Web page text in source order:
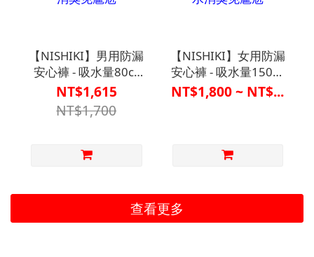
【NISHIKI】男用防漏
安心褲 - 吸水量80cc
(輕失禁適用)
【D1ML7102BLK】
介護衣著/漏尿失禁對
NT$1,615
NT$1,700
【NISHIKI】女用防漏
安心褲 - 吸水量150cc
(輕失禁適用)
【D1FM7101KHA】
NT$1,800 ~ NT$...
查看更多